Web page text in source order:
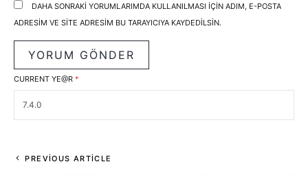
DAHA SONRAKI YORUMLARIMDA KULLANILMASI IÇIN ADIM, E-POSTA
ADRESIM VE SITE ADRESIM BU TARAYICIYA KAYDEDILSIN.
CURRENT YE@R *
PREVIOUS ARTICLE